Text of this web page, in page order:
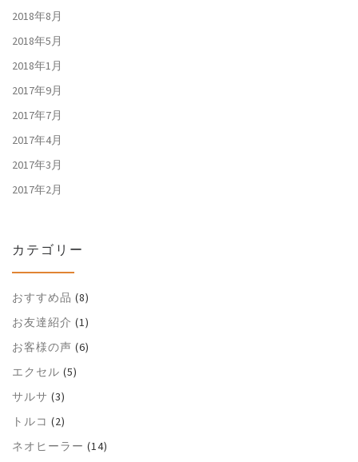
2018年8月
2018年5月
2018年1月
2017年9月
2017年7月
2017年4月
2017年3月
2017年2月
カテゴリー
おすすめ品 (8)
お友達紹介 (1)
お客様の声 (6)
エクセル (5)
サルサ (3)
トルコ (2)
ネオヒーラー (14)